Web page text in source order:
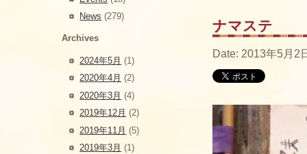
ナマステ
Date: 2013年5月
News (279)
Archives
2024年5月 (1)
2020年4月 (2)
2020年3月 (4)
2019年12月 (2)
2019年11月 (5)
2019年3月 (1)